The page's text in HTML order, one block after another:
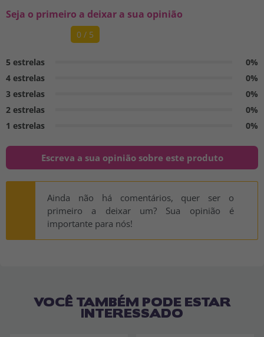
Seja o primeiro a deixar a sua opinião
0 / 5
5 estrelas
0%
4 estrelas
0%
3 estrelas
0%
2 estrelas
0%
1 estrelas
0%
Escreva a sua opinião sobre este produto
Ainda não há comentários, quer ser o
primeiro a deixar um? Sua opinião é
importante para nós!
VOCÊ TAMBÉM PODE ESTAR
INTERESSADO